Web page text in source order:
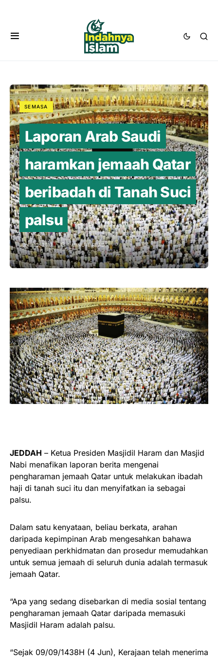
SEMASA
Laporan Arab Saudi
haramkan jemaah Qatar
beribadah di Tanah Suci
palsu
JUNE 13, 2017 1 MINUTE READ
JEDDAH – Ketua Presiden Masjidil Haram dan Masjid
Nabi menafikan laporan berita mengenai
pengharaman jemaah Qatar untuk melakukan ibadah
haji di tanah suci itu dan menyifatkan ia sebagai
palsu.
Dalam satu kenyataan, beliau berkata, arahan
daripada kepimpinan Arab mengesahkan bahawa
penyediaan perkhidmatan dan prosedur memudahkan
untuk semua jemaah di seluruh dunia adalah termasuk
jemaah Qatar.
“Apa yang sedang disebarkan di media sosial tentang
pengharaman jemaah Qatar daripada memasuki
Masjidil Haram adalah palsu.
“Sejak 09/09/1438H (4 Jun), Kerajaan telah menerima